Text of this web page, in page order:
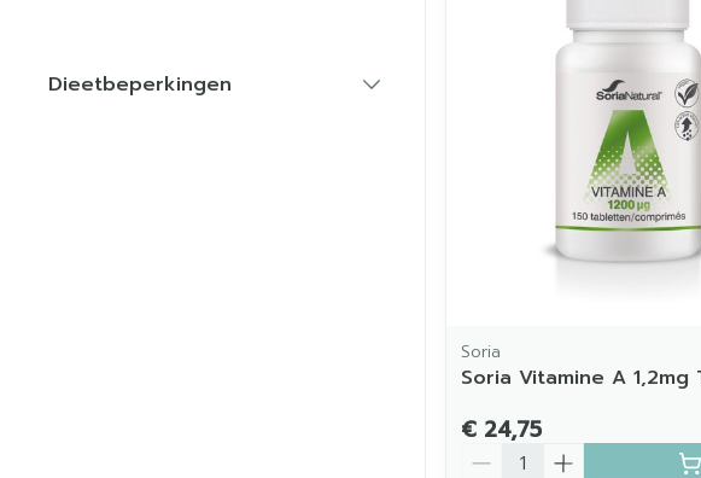
Dieetbeperkingen
Soria
Soria Vitamine A 1,2mg
€ 24,75
Aantal